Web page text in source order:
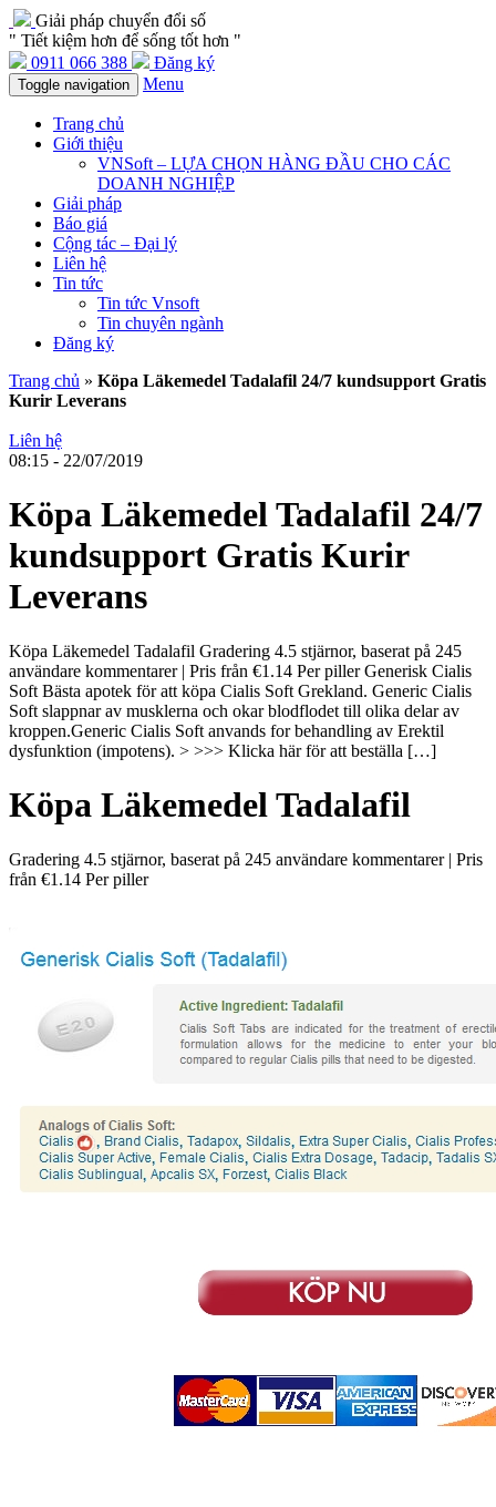
Giải pháp chuyển đổi số
" Tiết kiệm hơn để sống tốt hơn "
0911 066 388
Đăng ký
Toggle navigation Menu
Trang chủ
Giới thiệu
VNSoft – LỰA CHỌN HÀNG ĐẦU CHO CÁC
DOANH NGHIỆP
Giải pháp
Báo giá
Cộng tác – Đại lý
Liên hệ
Tin tức
Tin tức Vnsoft
Tin chuyên ngành
Đăng ký
Trang chủ » Köpa Läkemedel Tadalafil 24/7 kundsupport Gratis
Kurir Leverans
Liên hệ
08:15 - 22/07/2019
Köpa Läkemedel Tadalafil 24/7
kundsupport Gratis Kurir
Leverans
Köpa Läkemedel Tadalafil Gradering 4.5 stjärnor, baserat på 245
användare kommentarer | Pris från €1.14 Per piller Generisk Cialis
Soft Bästa apotek för att köpa Cialis Soft Grekland. Generic Cialis
Soft slappnar av musklerna och okar blodflodet till olika delar av
kroppen.Generic Cialis Soft anvands for behandling av Erektil
dysfunktion (impotens). > >>> Klicka här för att beställa […]
Köpa Läkemedel Tadalafil
Gradering 4.5 stjärnor, baserat på 245 användare kommentarer| Pris
från €1.14 Per piller